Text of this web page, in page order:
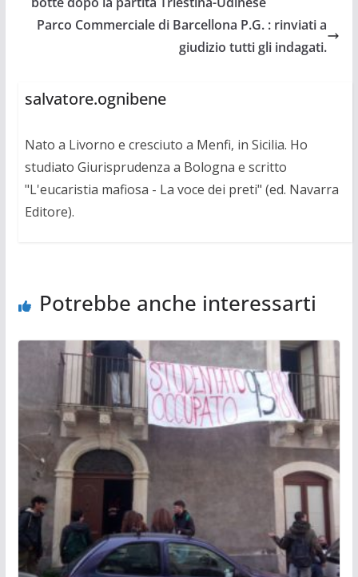
Parco Commerciale di Barcellona P.G. : rinviati a
giudizio tutti gli indagati.
salvatore.ognibene
Nato a Livorno e cresciuto a Menfi, in Sicilia. Ho
studiato Giurisprudenza a Bologna e scritto
"L'eucaristia mafiosa - La voce dei preti" (ed. Navarra
Editore).
Potrebbe anche interessarti